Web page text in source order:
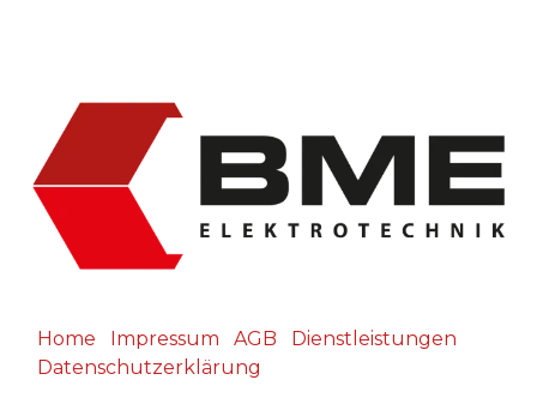
Home Impressum AGB
Dienstleistungen
Datenschutzerklärung